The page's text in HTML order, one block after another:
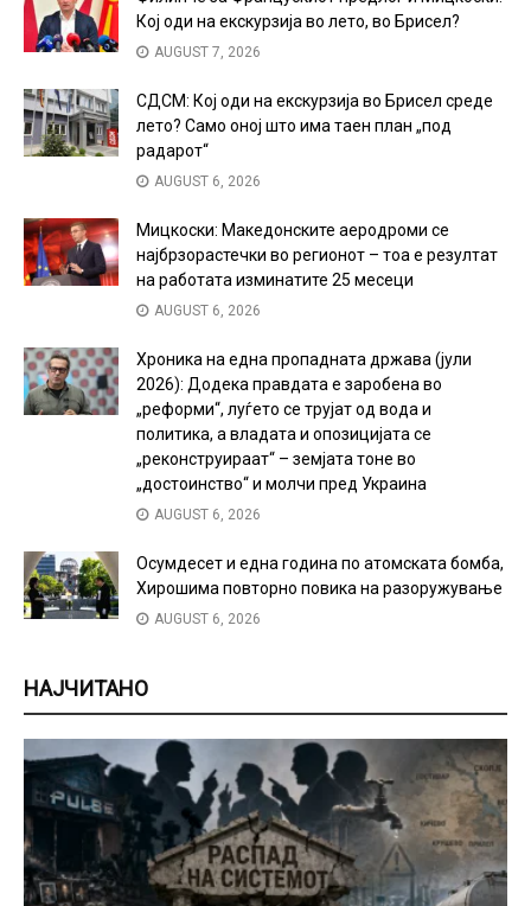
Кој оди на екскурзија во лето, во Брисел?
AUGUST 7, 2026
СДСМ: Кој оди на екскурзија во Брисел среде
лето? Само оној што има таен план „под
радарот“
AUGUST 6, 2026
Мицкоски: Македонските аеродроми се
најбрзорастечки во регионот – тоа е резултат
на работата изминатите 25 месеци
AUGUST 6, 2026
Хроника на една пропадната држава (јули
2026): Додека правдата е заробена во
„реформи“, луѓето се трујат од вода и
политика, а владата и опозицијата се
„реконструираат“ – земјата тоне во
„достоинство“ и молчи пред Украина
AUGUST 6, 2026
Осумдесет и една година по атомската бомба,
Хирошима повторно повика на разоружување
AUGUST 6, 2026
НАЈЧИТАНО